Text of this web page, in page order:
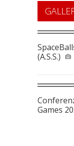
(A.S.S.)
Games